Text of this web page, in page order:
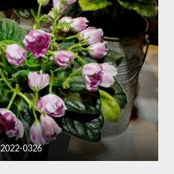
2022-0326